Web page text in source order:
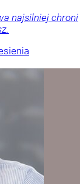
najsilniej chroni